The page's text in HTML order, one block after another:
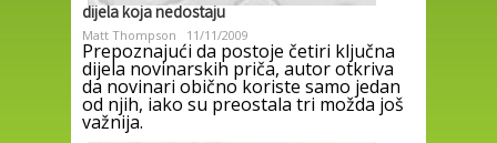
dijela koja nedostaju
Matt Thompson 11/11/2009
Prepoznajući da postoje četiri ključna
dijela novinarskih priča, autor otkriva
da novinari obično koriste samo jedan
od njih, iako su preostala tri možda još
važnija.